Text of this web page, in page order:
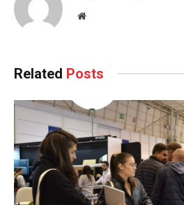
Website
Related Posts